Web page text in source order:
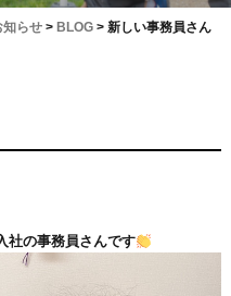
知らせ> BLOG> 新しい事務員さん
社の事務員さんです